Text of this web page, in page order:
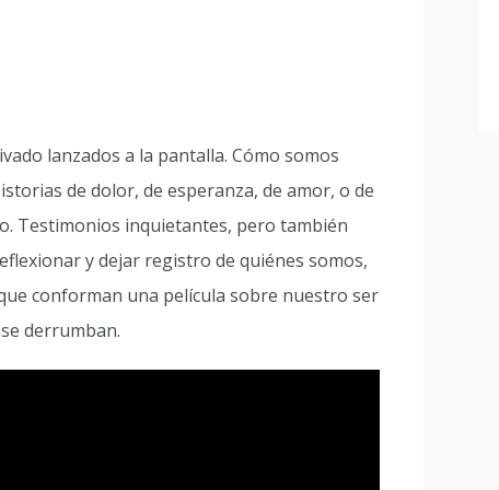
lanzados a la pantalla. Cómo somos
de dolor, de esperanza, de amor, o de
Testimonios inquietantes, pero también
y dejar registro de quiénes somos,
conforman una película sobre nuestro ser
derrumban.